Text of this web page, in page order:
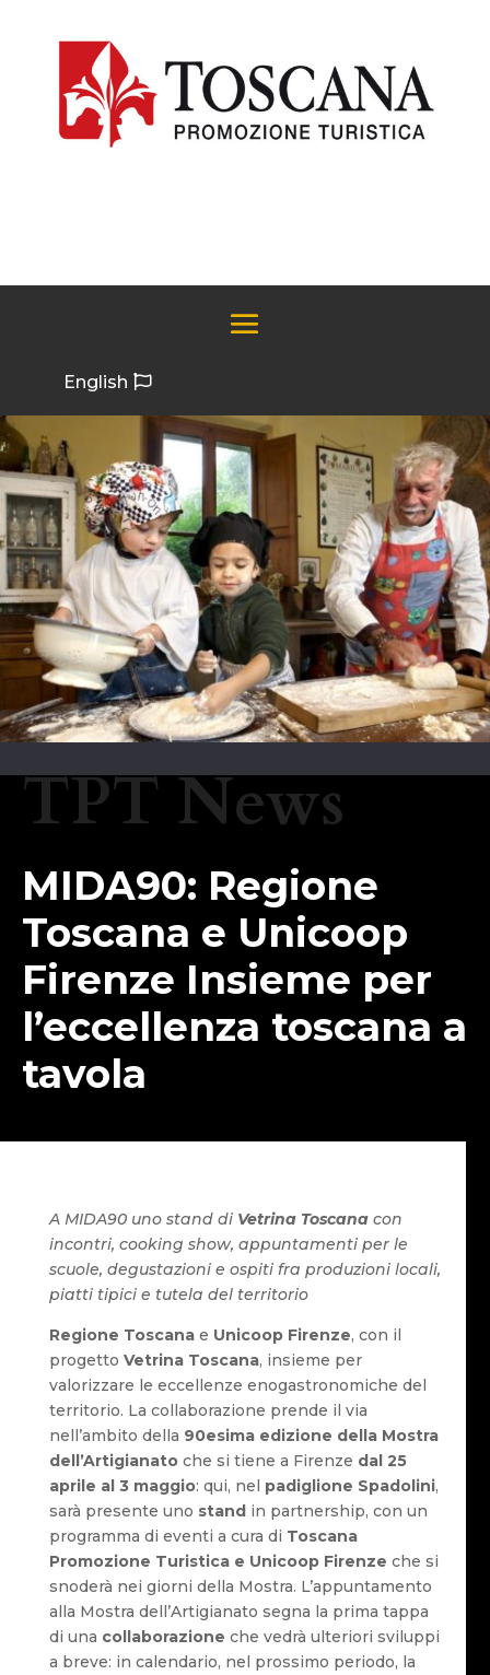
English
TPT News
MIDA90: Regione
Toscana e Unicoop
Firenze Insieme per
l’eccellenza toscana a
tavola
A MIDA90 uno stand di Vetrina Toscanacon
incontri, cooking show, appuntamenti per le
scuole, degustazioni e ospiti fra produzioni locali,
piatti tipici e tutela del territorio
Regione Toscana e Unicoop Firenze, con il
progetto Vetrina Toscana, insieme per
valorizzare le eccellenze enogastronomiche del
territorio. La collaborazione prende il via
nell’ambito della 90esima edizione della Mostra
dell’Artigianatoche si tiene a Firenze dal 25
aprile al 3 maggio: qui, nel padiglione Spadolini,
sarà presente uno standin partnership, con un
programma di eventi a cura di Toscana
Promozione Turistica e Unicoop Firenze che si
snoderà nei giorni della Mostra. L’appuntamento
alla Mostra dell’Artigianato segna la prima tappa
di una collaborazione che vedrà ulteriori sviluppi
a breve: in calendario, nel prossimo periodo, la